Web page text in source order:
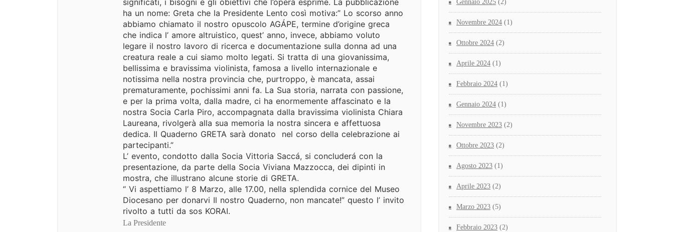
significati, i bisogni e gli obiettivi che l’opera esprime. La pubblicazione
ha un nome: Greta che la Presidente Lento così motiva:” Lo scorso anno
abbiamo chiamato il nostro opuscolo AGÁPE, termine d’origine greca
che indica l’ amore altruistico, quest’ anno, invece, abbiamo voluto
legare il nostro lavoro di ricerca e documentazione sulla donna ad una
creatura reale a cui siamo molto legati. Si tratta di una giovanissima,
bellissima e bravissima violinista, famosa a livello internazionale e
notissima nella nostra provincia che, purtroppo, è mancata, assai
prematuramente, pochissimi anni fa. La Sua storia, narrata con passione,
e per la prima volta, dalla madre, ci ha enormemente affascinato e la
nostra Socia Carla Piro, accompagnata dalla bravissima violinista Chiara
Laureana, rivolgerà alla sua memoria la nostra sincera e affettuosa
dedica. Il Quaderno GRETA sarà donato nel corso della celebrazione ai
partecipanti.”
L’ evento, condotto dalla Socia Vittoria Saccá, si concluderá con la
presentazione, da parte della Socia Viviana Mazzocca, dei dipinti in
mostra, che illustrano alcune storie di GRETA.
“ Vi aspettiamo l’ 8 Marzo, alle 17.00, nella splendida cornice del Museo
Diocesano per donarvi Il nostro Quaderno, non mancate!” questo l’ invito
rivolto a tutti da sos KORAI.
La Presidente
Gennaio 2025 (2)
Novembre 2024 (1)
Ottobre 2024 (2)
Aprile 2024 (1)
Febbraio 2024 (1)
Gennaio 2024 (1)
Novembre 2023 (2)
Ottobre 2023 (2)
Agosto 2023 (1)
Aprile 2023 (2)
Marzo 2023 (5)
Febbraio 2023 (2)